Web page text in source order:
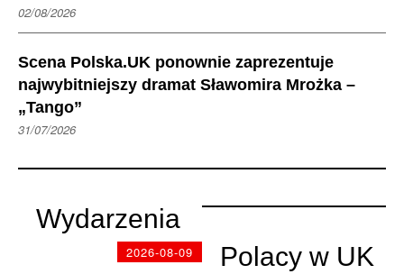
02/08/2026
Scena Polska.UK ponownie zaprezentuje
najwybitniejszy dramat Sławomira Mrożka –
„Tango”
31/07/2026
Wydarzenia
2026-08-09 Polacy w UK